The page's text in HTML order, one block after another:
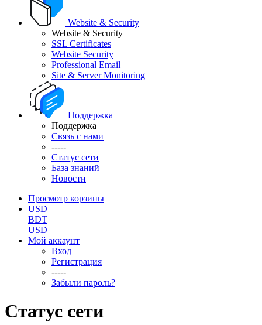
Website & Security
Website & Security
SSL Certificates
Website Security
Professional Email
Site & Server Monitoring
Поддержка
Поддержка
Связь с нами
-----
Статус сети
База знаний
Новости
Просмотр корзины
USD
BDT
USD
Мой аккаунт
Вход
Регистрация
-----
Забыли пароль?
Статус сети